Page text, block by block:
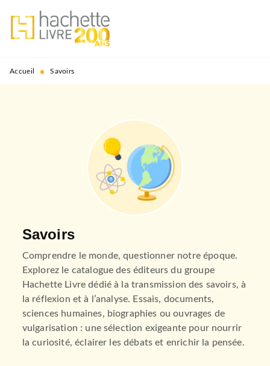
MENU RECHERCHE
PIED DE PAGE
Accueil • Savoirs
Savoirs
Comprendre le monde, questionner notre époque.
Explorez le catalogue des éditeurs du groupe
Hachette Livre dédié à la transmission des savoirs, à
la réflexion et à l’analyse. Essais, documents,
sciences humaines, biographies ou ouvrages de
vulgarisation : une sélection exigeante pour nourrir
la curiosité, éclairer les débats et enrichir la pensée.